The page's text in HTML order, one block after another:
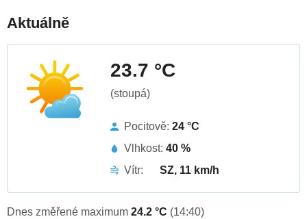
Aktuálně
23.7 °C
(stoupá)
Pocitově: 24 °C
Vlhkost: 40 %
Vítr:
SZ, 11 km/h
Dnes změřené maximum 24.2 °C (14:40)